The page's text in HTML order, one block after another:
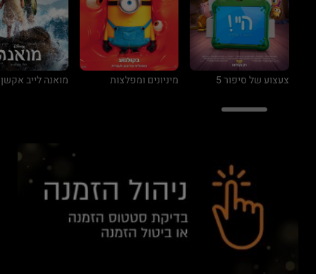
צעצוע של סיפור 5 מיניונים ומפלצות מואנה לייב אקשן